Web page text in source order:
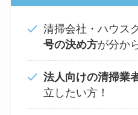
清掃会社・ハウス
号の決め方が分か
法人向けの清掃業
立したい方！